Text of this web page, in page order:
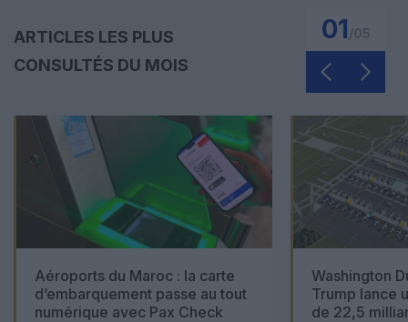
ARTICLES LES PLUS
CONSULTÉS DU MOIS
01
Aéroports du Maroc : la carte
d’embarquement passe au tout
numérique avec Pax Check
Washington
Trump lance
de 22,5